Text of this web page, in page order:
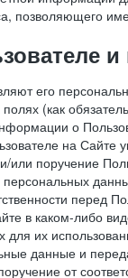
позволяющего
его
полях (как
о
на Сайте
или поручение
персональных
перед
в каком-либо
для их
данные и
от